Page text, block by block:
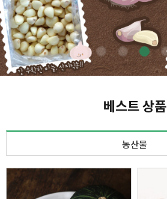
베스트 상품
농산물
농산물